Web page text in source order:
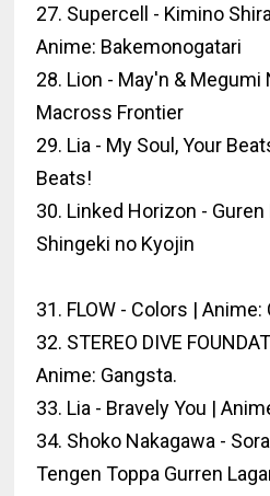
27. Supercell - Kimino
Anime: Bakemonogatari
28. Lion - May'n & Megumi
Macross Frontier
29. Lia - My Soul, Your
Beats!
30. Linked Horizon -
Shingeki no Kyojin
31. FLOW - Colors | Anime:
32. STEREO DIVE
Anime: Gangsta.
33. Lia - Bravely You |
34. Shoko Nakagawa -
Tengen Toppa Gurren